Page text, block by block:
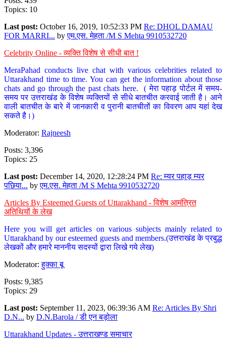
Topics: 10
Last post: October 16, 2019, 10:52:33 PM Re: DHOL DAMAU
FOR MARRI... byएम.एस. मेहता /M S Mehta 9910532720
Celebrity Online - व्यक्ति विशेष से सीधी बात !
MeraPahad conducts live chat with various celebrities related to
Uttarakhand time to time. You can get the information about those
chats and go through the past chats here. ( मेरा पहाड़ पोर्टल में समय-
समय पर उत्तराखंड के विशेष व्यक्तियों से सीधे बातचीत करवाई जाती है। आने
वाली बातचीत के बारे में जानकारी व पुरानी बातचीतों का विवरण आप यहां देख
सकते है।)
Moderator: Rajneesh
Posts: 3,396
Topics: 25
Last post: December 14, 2020, 12:28:24 PM Re: म्यर पहाड़ म्यर
पछिया... byएम.एस. मेहता /M S Mehta 9910532720
Articles By Esteemed Guests of Uttarakhand - विशेष आमंत्रित
अतिथियों के लेख
Here you will get articles on various subjects mainly related to
Uttarakhand by our esteemed guests and members.(उत्तराखंड के प्रबुद्ध
लेखकों और हमारे माननीय सदस्यों द्वारा लिखे गये लेख)
Moderator:हुक्का बू
Posts: 9,385
Topics: 29
Last post: September 11, 2023, 06:39:36 AM Re: Articles By Shri
D.N... by D.N.Barola / डी एन बड़ोला
Uttarakhand Updates - उत्तराखण्ड समाचार